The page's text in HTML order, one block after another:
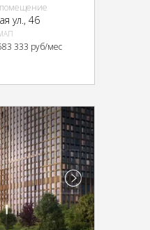
помещение
ул., 46
333 руб/мес